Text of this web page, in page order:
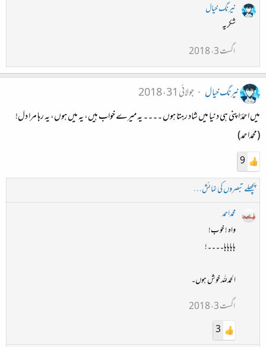
نیرنگ خیال
شکریہ
اگست 3، 2018
نیرنگ خیال
جولائی 31، 2018
میں احمدؔ اپنی ہی دنیا میں شاد رہتا ہوں ۔۔۔۔ یہ میرے خواب ہیں، یہ میں ہوں، یہ رہا مرا دل!
(محمداحمد)
9
پچھلے تبصروں کی نمائش…
محمداحمد
واہ ! خوب!
ہاہاہاہا۔۔۔۔!
الحمدللہ خوش ہوں۔
اگست 3، 2018
3